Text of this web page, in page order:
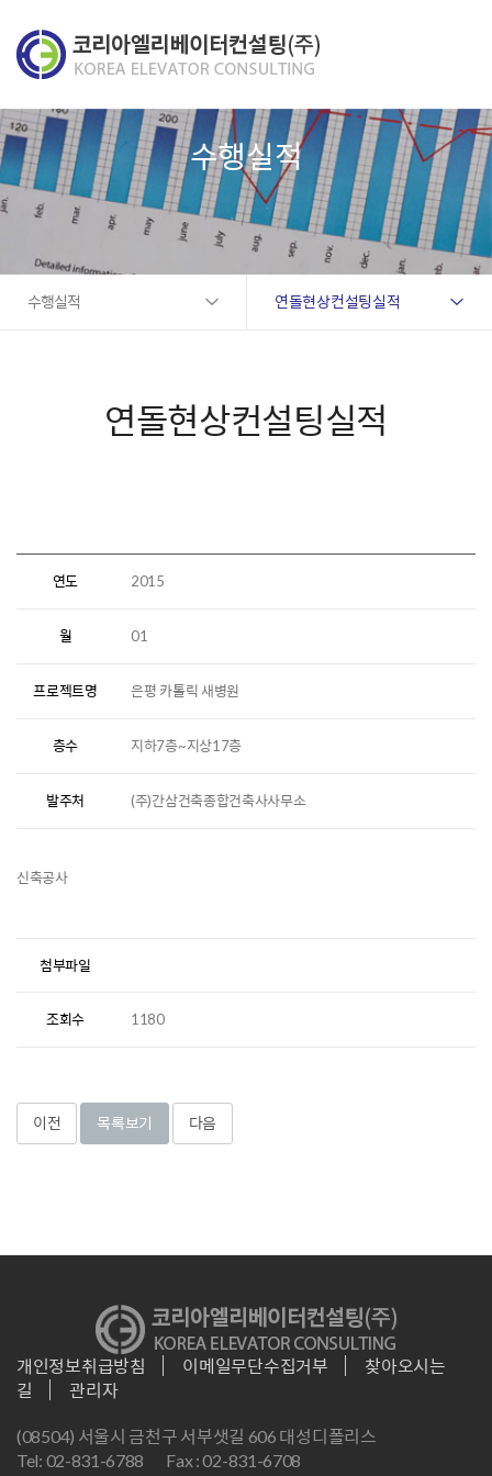
수행실적
수행실적 연돌현상컨설팅실적
연돌현상컨설팅실적
연도 2015
월 01
프로젝트명 은평 카톨릭 새병원
층수 지하7층~지상17층
발주처 (주)간삼건축종합건축사사무소
신축공사
첨부파일
조회수 1180
이전 목록보기 다음
개인정보취급방침 이메일무단수집거부
찾아오시는
길
관리자
(08504) 서울시 금천구 서부샛길 606 대성디폴리스
Tel: 02-831-6788
Fax : 02-831-6708